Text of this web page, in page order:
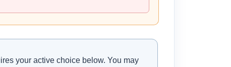
your active choice below. You may